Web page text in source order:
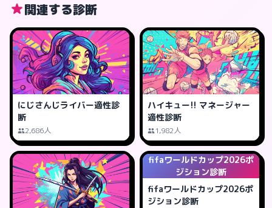
関連する診断
にじさんじライバー適性診
断
2,686人
ハイキュー!! マネージャー
適性診断
1,982人
fifaワールドカップ2026ポ
ジション診断
fifaワールドカップ2026ポ
ジション診断